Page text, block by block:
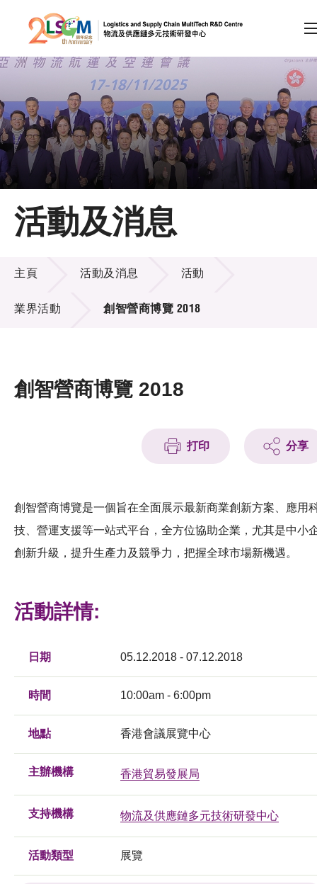
跳到內容（按回車鍵）
會員登入
A A EN 繁 简
主頁
關於LSCM
技術商品化
項目及資助計劃
活動及消息
科技分享
會籍
活動及消息
活動及消息
主頁 活動及消息 活動
業界活動 創智營商博覽 2018
創智營商博覽 2018
打印 分享
創智營商博覽是一個旨在全面展示最新商業創新方案、應用
技、營運支援等一站式平台，全方位協助企業，尤其是中小
創新升級，提升生產力及競爭力，把握全球市場新機遇。
活動詳情:
日期 05.12.2018 - 07.12.2018
時間 10:00am - 6:00pm
地點 香港會議展覽中心
主辦機構 香港貿易發展局
支持機構 物流及供應鏈多元技術研發中心
活動類型 展覽